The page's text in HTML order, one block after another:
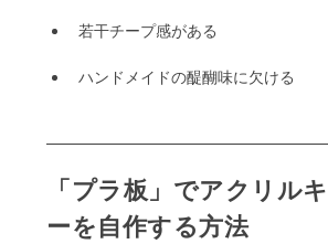
若干チープ感がある
ハンドメイドの醍醐味に欠ける
「プラ板」でアクリル
ーを自作する方法